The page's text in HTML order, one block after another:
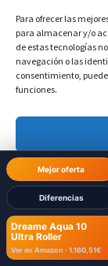
Para ofrecer las
para almacenar y/o
de estas tecnologías
navegación o las
consentimiento,
funciones.
Política
Mejor oferta
Diferencias
Dreame Aqua 10
Ultra Roller
Ver en Amazon · 1.160,51€
Dreame Aqua
Roborock
Dreame Aqua
Roborock